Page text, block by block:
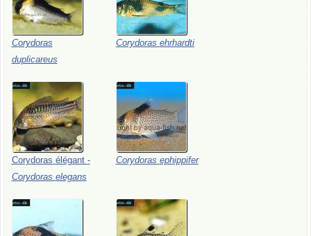
Corydoras
duplicareus
Corydoras ehrhardti
Corydoras élégant -
Corydoras elegans
Corydoras ephippifer